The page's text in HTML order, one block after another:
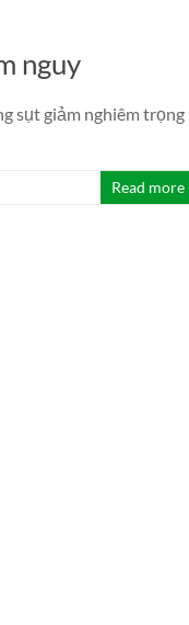
nguy
sụt giảm nghiêm trọng
Read more